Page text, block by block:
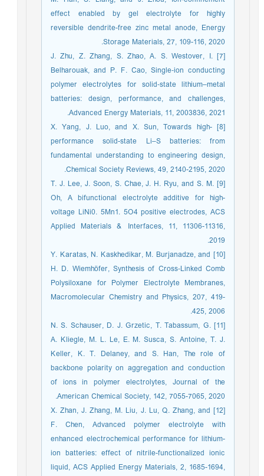
effect enabled by gel electrolyte for highly
reversible dendrite-free zinc metal anode, Energy
Storage Materials, 27, 109-116, 2020.
[7] J. Zhu, Z. Zhang, S. Zhao, A. S. Westover, I.
Belharouak, and P. F. Cao, Single‐ion conducting
polymer electrolytes for solid‐state lithium–metal
batteries: design, performance, and challenges,
Advanced Energy Materials, 11, 2003836, 2021.
[8] X. Yang, J. Luo, and X. Sun, Towards high-
performance solid-state Li–S batteries: from
fundamental understanding to engineering design,
Chemical Society Reviews, 49, 2140-2195, 2020.
[9] T. J. Lee, J. Soon, S. Chae, J. H. Ryu, and S. M.
Oh, A bifunctional electrolyte additive for high-
voltage LiNi0. 5Mn1. 5O4 positive electrodes, ACS
Applied Materials & Interfaces, 11, 11306-11316,
2019.
[10] Y. Karatas, N. Kaskhedikar, M. Burjanadze, and
H. D. Wiemhöfer, Synthesis of Cross‐Linked Comb
Polysiloxane for Polymer Electrolyte Membranes,
Macromolecular Chemistry and Physics, 207, 419-
425, 2006.
[11] N. S. Schauser, D. J. Grzetic, T. Tabassum, G.
A. Kliegle, M. L. Le, E. M. Susca, S. Antoine, T. J.
Keller, K. T. Delaney, and S. Han, The role of
backbone polarity on aggregation and conduction
of ions in polymer electrolytes, Journal of the
American Chemical Society, 142, 7055-7065, 2020.
[12] X. Zhan, J. Zhang, M. Liu, J. Lu, Q. Zhang, and
F. Chen, Advanced polymer electrolyte with
enhanced electrochemical performance for lithium-
ion batteries: effect of nitrile-functionalized ionic
liquid, ACS Applied Energy Materials, 2, 1685-1694,